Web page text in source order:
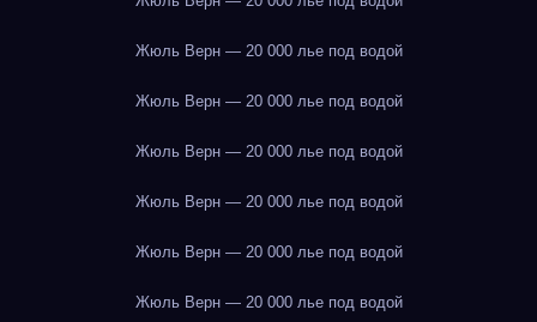
Жюль Верн — 20 000 лье под водой
Жюль Верн — 20 000 лье под водой
Жюль Верн — 20 000 лье под водой
Жюль Верн — 20 000 лье под водой
Жюль Верн — 20 000 лье под водой
Жюль Верн — 20 000 лье под водой